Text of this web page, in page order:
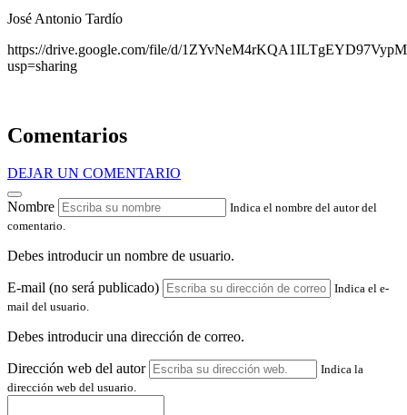
José Antonio Tardío
https://drive.google.com/file/d/
usp=sharing
Comentarios
DEJAR UN COMENTARIO
Nombre
Indica el nombre del autor del
comentario.
Debes introducir un nombre de usuario.
E-mail (no será publicado)
Indica el e-
mail del usuario.
Debes introducir una dirección de correo.
Dirección web del autor
Indica la
dirección web del usuario.